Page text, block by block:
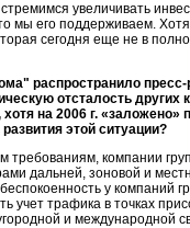
увеличивать
мы его поддерживаем.
сегодня еще не в
распространило пресс-
отсталость
на 2006 г.
этой ситуации?
требованиям, компании
дальней, зоновой и
у компаний
учет трафика в точках
и международной